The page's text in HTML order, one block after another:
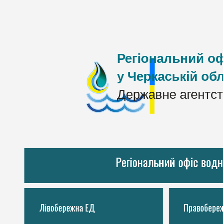
Регіональний
у Черкаській
Державне
Регіональний офіс
Лівобережна ЕД